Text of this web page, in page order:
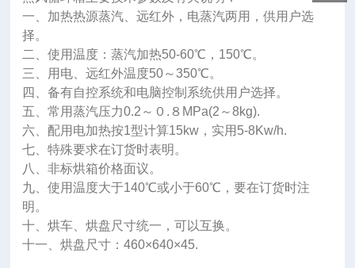
一、加热热源蒸汽、远红外，电蒸汽两用，供用户选
择。
二、使用温度：蒸汽加热50-60℃，150℃。
三、用电、远红外温度50～350℃。
四、备有自控系统和电脑控制系统供用户选择。
五、常用蒸汽压力0.2～０.８MPa(2～8kg).
六、配用电加热按1型计算15kw，实用5-8Kw/h.
七、特殊要求在订货时表明。
八、非标烘箱价格面议。
九、使用温度大于140℃或小于60℃，要在订货时注
明。
十、烘车、烘盘尺寸统一，可以互换。
十一、烘盘尺寸：460×640×45.